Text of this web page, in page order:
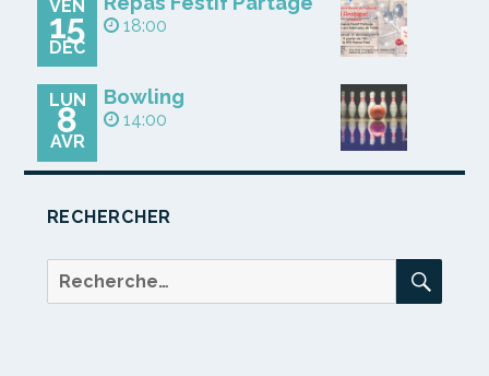
VEN
15
DÉC
18:00
LUN
8
AVR
Bowling
14:00
RECHERCHER
Recherche